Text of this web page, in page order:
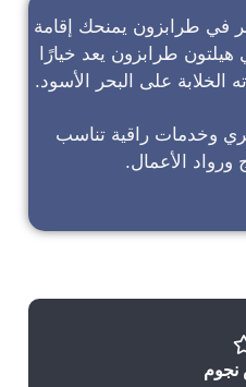
في طرابزون يمنحك إقامة
هيلتون طرابزون يعد خيارًا
الخلابة على البحر الأسود.
وخدمات راقية تناسب
ورواد الأعمال.